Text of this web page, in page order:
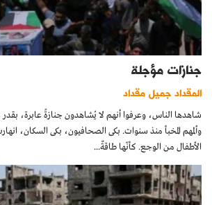
جنازات مؤجلة
المقداد جميل مقداد
شاهدها الناس، وعرفوا أنهم لا يُشاهدون جنازةً عابرة،
وألمهم المخبأ منذ سنوات. بكى الصحافيون، بكى السكان،
الأطفال من الوجع. كأنّها طاقةٌ...